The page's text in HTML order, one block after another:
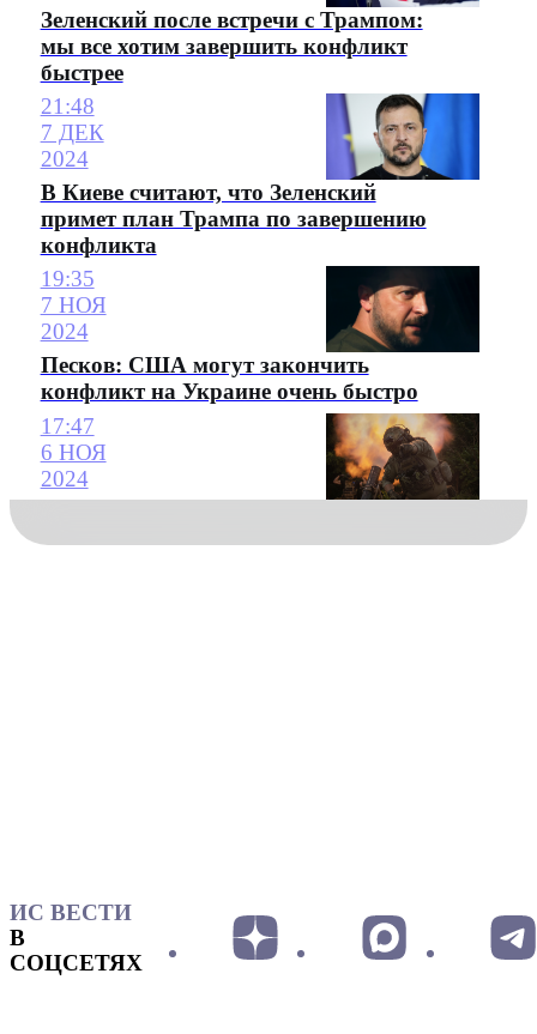
Зеленский после встречи с Трампом:
мы все хотим завершить конфликт
быстрее
21:48
7 ДЕК
2024
В Киеве считают, что Зеленский
примет план Трампа по завершению
конфликта
19:35
7 НОЯ
2024
Песков: США могут закончить
конфликт на Украине очень быстро
17:47
6 НОЯ
2024
ИС ВЕСТИ
В
СОЦСЕТЯХ